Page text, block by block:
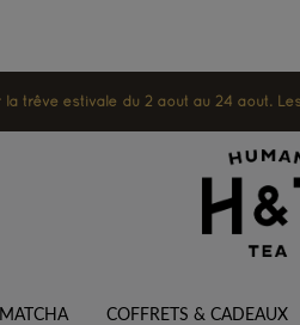
trêve estivale du 2 août au 24 août.
COFFRETS & CADEAUX